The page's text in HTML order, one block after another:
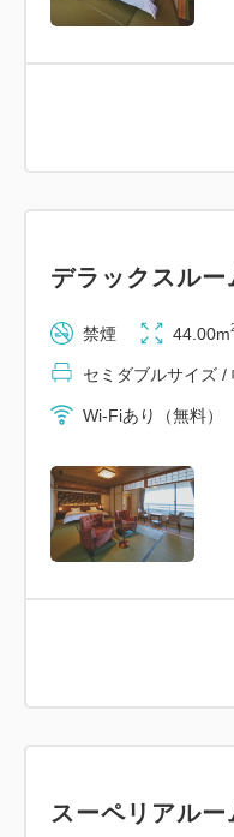
天風呂もどちらも源
やわらかな湯で、湯
るやかにほどけてい
陽、夜空の月ととも
詳細はお気軽にお問い
・ 北淡県民ビーチ（
目の前に広がる、静か
水浴場。夕刻には、
れる人の心をときほ
ゆだねる、夏のひとと
・ 北淡室津ビーチ（
さらさらの白砂と充
さめのビーチながら
っており、お子さま
“地球とつながる”感
ム。野島断層保存館
デラックスルー
禁煙 44.00m
セミダブルサイズ /
Wi-Fiあり（無料）
スーペリアルー